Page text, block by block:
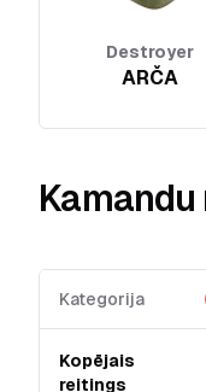
Destroyer
ARČA
Kategorija
Kopējais
reitings